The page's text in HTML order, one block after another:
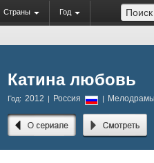
Страны Год
Катина любовь
Год: 2012 | Россия |